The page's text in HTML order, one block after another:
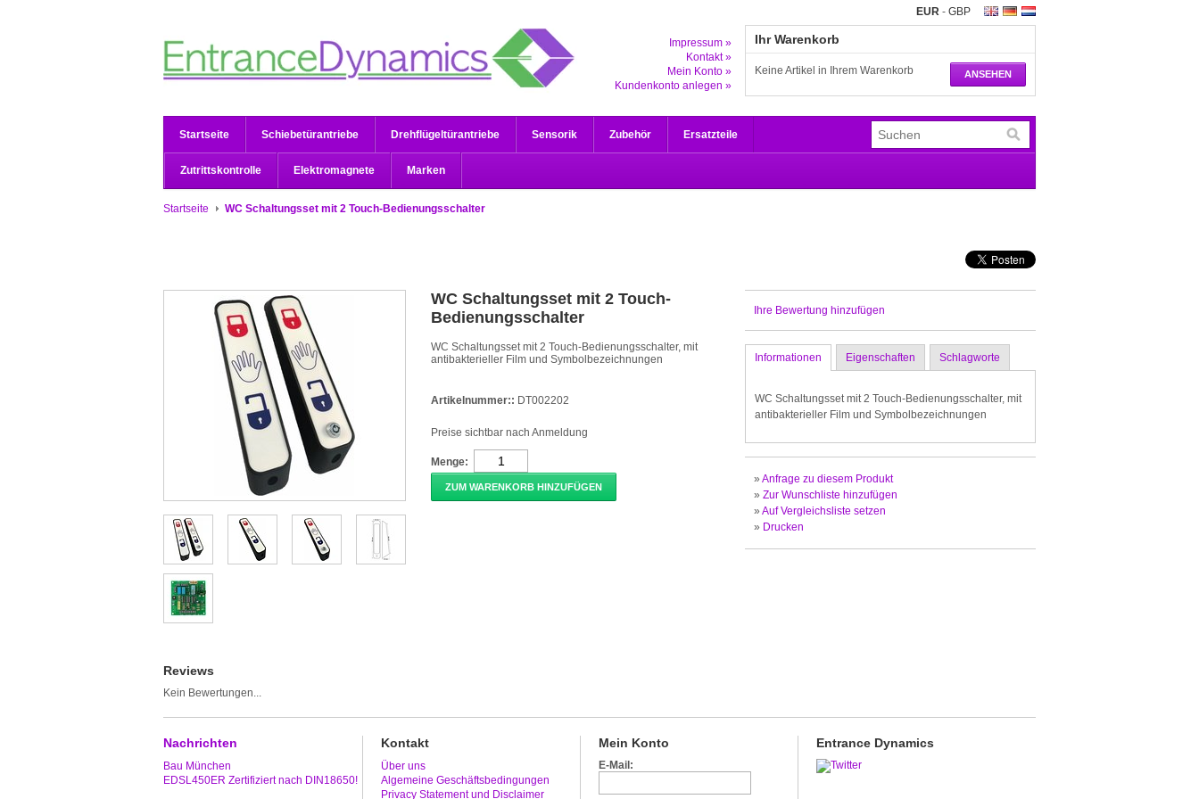
EUR - GBP
Impressum »
Kontakt »
Mein Konto »
Kundenkonto anlegen »
Ihr Warenkorb
ANSEHEN
Keine Artikel in Ihrem Warenkorb
Startseite Schiebetürantriebe Drehflügeltürantriebe Sensorik Zubehör Ersatzteile
Zutrittskontrolle Elektromagnete Marken
Startseite WC Schaltungsset mit 2 Touch-Bedienungsschalter
WC Schaltungsset mit 2 Touch-
Bedienungsschalter
WC Schaltungsset mit 2 Touch-Bedienungsschalter, mit
antibakterieller Film und Symbolbezeichnungen
Artikelnummer:: DT002202
Preise sichtbar nach Anmeldung
Menge:
ZUM WARENKORB HINZUFÜGEN
Reviews
Kein Bewertungen...
Ihre Bewertung hinzufügen
Informationen Eigenschaften Schlagworte
WC Schaltungsset mit 2 Touch-Bedienungsschalter, mit
antibakterieller Film und Symbolbezeichnungen
» Anfrage zu diesem Produkt
» Zur Wunschliste hinzufügen
» Auf Vergleichsliste setzen
» Drucken
Nachrichten
Bau München
EDSL450ER Zertifiziert nach DIN18650!
Kontakt
Über uns
Algemeine Geschäftsbedingungen
Privacy Statement und Disclaimer
Mein Konto
E-Mail:
Entrance Dynamics